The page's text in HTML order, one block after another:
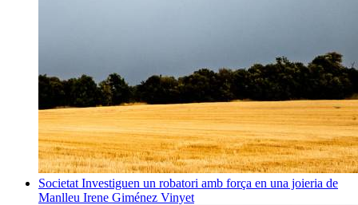
Societat Investiguen un robatori amb força en una joieria de
Manlleu Irene Giménez Vinyet